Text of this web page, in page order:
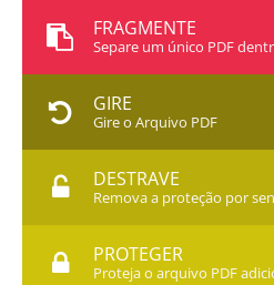
FRAGMENTE
Separe um único PDF
GIRE
Gire o Arquivo PDF
DESTRAVE
Remova a proteção por
PROTEGER
Proteja o arquivo PDF